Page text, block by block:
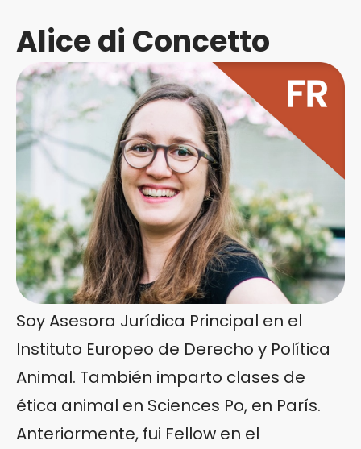
Alice di Concetto
Soy Asesora Jurídica Principal en el
Instituto Europeo de Derecho y Política
Animal. También imparto clases de
ética animal en Sciences Po, en París.
Anteriormente, fui Fellow en el